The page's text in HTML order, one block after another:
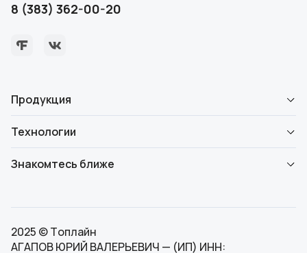
8 (383) 362-00-20
Продукция
Технологии
Знакомтесь ближе
2025 © Топлайн
АГАПОВ ЮРИЙ ВАЛЕРЬЕВИЧ — (ИП) ИНН: